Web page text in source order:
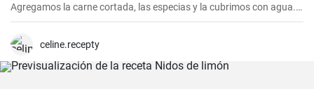
Agregamos la carne cortada, las especias y la cubrimos con agua.
Cocinamos hasta que esté tierna. Luego, agregamos las verduras,
agregamos la crema y dejamos que hierva.
celine.recepty